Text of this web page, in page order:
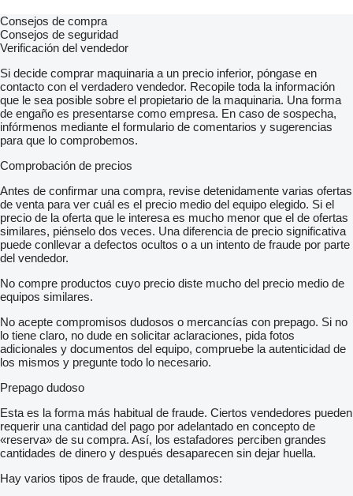
Consejos de compra
Consejos de seguridad
Verificación del vendedor
Si decide comprar maquinaria a un precio inferior, póngase en
contacto con el verdadero vendedor. Recopile toda la información
que le sea posible sobre el propietario de la maquinaria. Una forma
de engaño es presentarse como empresa. En caso de sospecha,
infórmenos mediante el formulario de comentarios y sugerencias
para que lo comprobemos.
Comprobación de precios
Antes de confirmar una compra, revise detenidamente varias ofertas
de venta para ver cuál es el precio medio del equipo elegido. Si el
precio de la oferta que le interesa es mucho menor que el de ofertas
similares, piénselo dos veces. Una diferencia de precio significativa
puede conllevar a defectos ocultos o a un intento de fraude por parte
del vendedor.
No compre productos cuyo precio diste mucho del precio medio de
equipos similares.
No acepte compromisos dudosos o mercancías con prepago. Si no
lo tiene claro, no dude en solicitar aclaraciones, pida fotos
adicionales y documentos del equipo, compruebe la autenticidad de
los mismos y pregunte todo lo necesario.
Prepago dudoso
Esta es la forma más habitual de fraude. Ciertos vendedores pueden
requerir una cantidad del pago por adelantado en concepto de
«reserva» de su compra. Así, los estafadores perciben grandes
cantidades de dinero y después desaparecen sin dejar huella.
Hay varios tipos de fraude, que detallamos: